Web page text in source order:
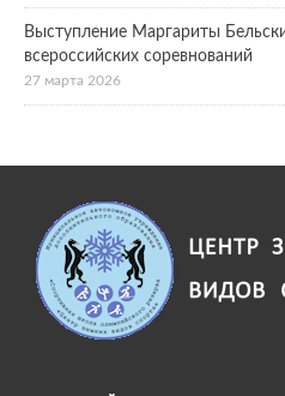
Выступление Маргариты
всероссийских соревнований
27 марта 2026